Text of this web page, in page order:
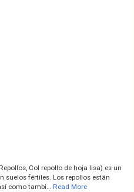
Col repollo de hoja lisa) es un
suelos fértiles. Los repollos están
como tambi…
Read More